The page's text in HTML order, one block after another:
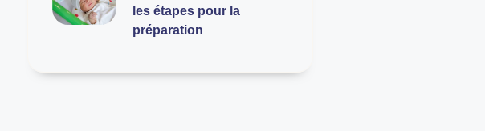
les étapes pour la
préparation